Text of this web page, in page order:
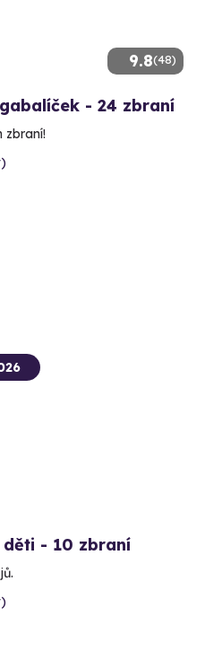
9.8(48)
- 24 zbraní
zbraní!
- 10 zbraní